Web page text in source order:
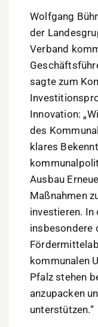
Wolfgang
der
Verband
sagte zum
Innovation:
des
klares
Ausbau
Maßnahmen
investieren. In
insbesondere
kommunalen
Pfalz stehen
anzupacken
unterstützen.“